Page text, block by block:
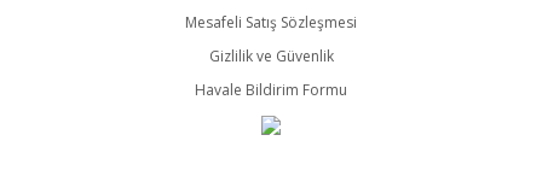
Mesafeli Satış Sözleşmesi
Gizlilik ve Güvenlik
Havale Bildirim Formu